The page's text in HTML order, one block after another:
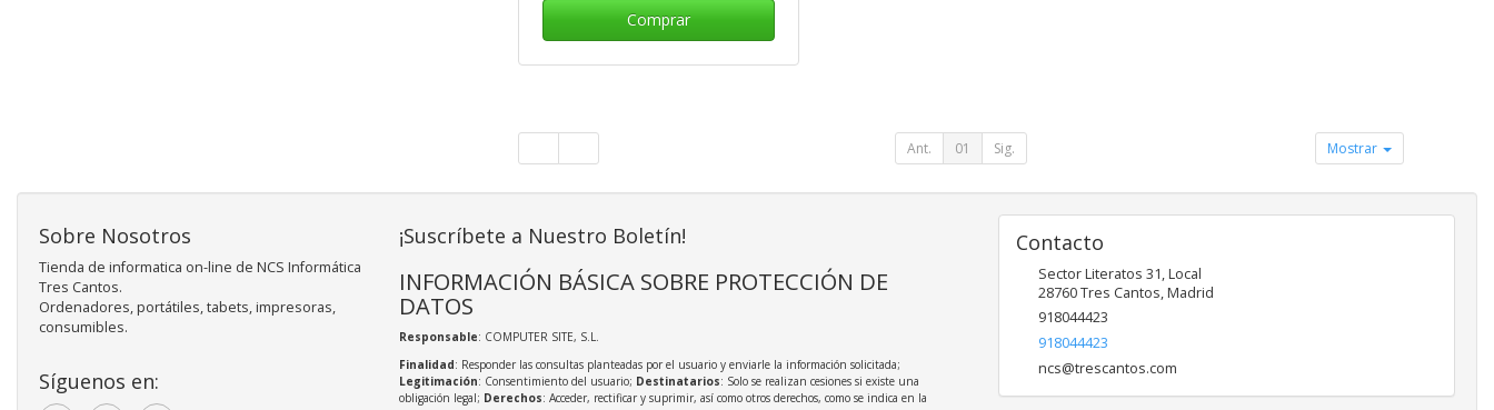
Comprar
Ant. 01 Sig. Mostrar
Sobre Nosotros
Tienda de informatica on-line de NCS Informática
Tres Cantos.
Ordenadores, portátiles, tabets, impresoras,
consumibles.
Síguenos en:
¡Suscríbete a Nuestro Boletín!
INFORMACIÓN BÁSICA SOBRE PROTECCIÓN DE
DATOS
Responsable: COMPUTER SITE, S.L.
Finalidad: Responder las consultas planteadas por el usuario y enviarle la información solicitada;
Legitimación: Consentimiento del usuario; Destinatarios: Solo se realizan cesiones si existe una
obligación legal; Derechos: Acceder, rectificar y suprimir, así como otros derechos, como se indica en la
Contacto
Sector Literatos 31, Local
28760Tres Cantos,Madrid
918044423
918044423
ncs@trescantos.com